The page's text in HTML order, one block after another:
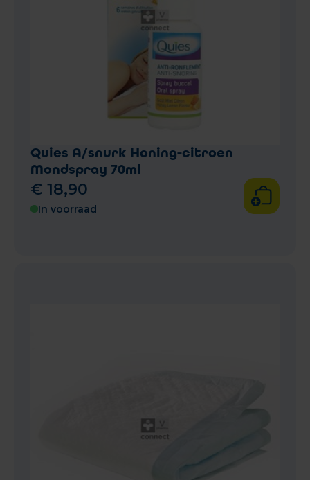
Quies A/snurk Honing-citroen
Mondspray 70ml
€ 18,90
In voorraad